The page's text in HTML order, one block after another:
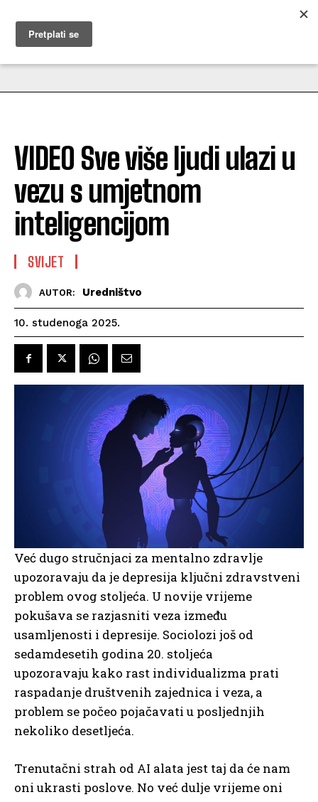
MUŽEVNI BUDITE
VIDEO Sve više ljudi ulazi u
vezu s umjetnom
inteligencijom
SVIJET
AUTOR: Uredništvo
10. studenoga 2025.
Već dugo stručnjaci za mentalno zdravlje
upozoravaju da je depresija ključni zdravstveni
problem ovog stoljeća. U novije vrijeme
pokušava se razjasniti veza između
usamljenosti i depresije. Sociolozi još od
sedamdesetih godina 20. stoljeća
upozoravaju kako rast individualizma prati
raspadanje društvenih zajednica i veza, a
problem se počeo pojačavati u posljednjih
nekoliko desetljeća.
Trenutačni strah od AI alata jest taj da će nam
oni ukrasti poslove. No već dulje vrijeme oni